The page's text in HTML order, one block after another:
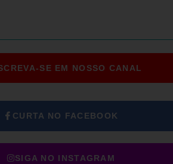
SE EM NOSSO CANAL
CURTA NO FACEBOOK
SIGA NO INSTAGRAM